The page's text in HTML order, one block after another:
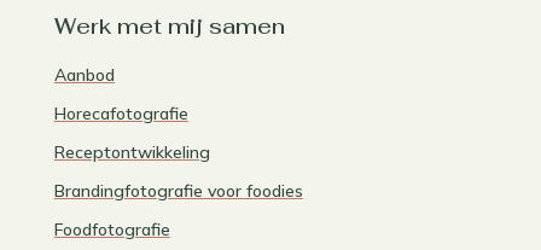
Werk met mij samen
Aanbod
Horecafotografie
Receptontwikkeling
Brandingfotografie voor foodies
Foodfotografie